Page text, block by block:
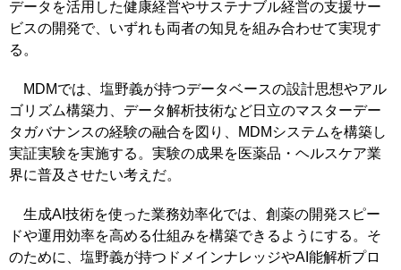
データを活用した健康経営やサステナブル経営の支援サー
ビスの開発で、いずれも両者の知見を組み合わせて実現す
る。
MDMでは、塩野義が持つデータベースの設計思想やアル
ゴリズム構築力、データ解析技術など日立のマスターデー
タガバナンスの経験の融合を図り、MDMシステムを構築し
実証実験を実施する。実験の成果を医薬品・ヘルスケア業
界に普及させたい考えだ。
生成AI技術を使った業務効率化では、創薬の開発スピー
ドや運用効率を高める仕組みを構築できるようにする。そ
のために、塩野義が持つドメインナレッジやAI能解析プロ